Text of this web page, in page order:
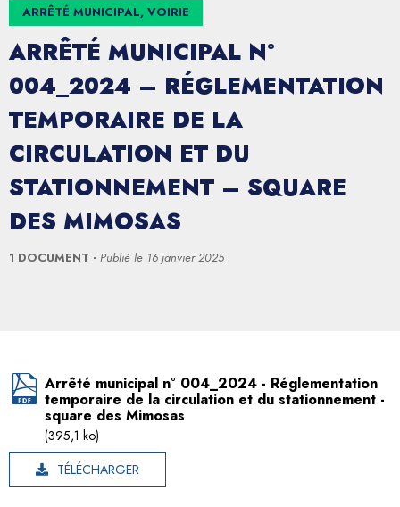
ARRÊTÉ MUNICIPAL, VOIRIE
ARRÊTÉ MUNICIPAL N°
004_2024 – RÉGLEMENTATION
TEMPORAIRE DE LA
CIRCULATION ET DU
STATIONNEMENT – SQUARE
DES MIMOSAS
1 DOCUMENT Publié le 16 janvier 2025
Arrêté municipal n° 004_2024 - Réglementation
temporaire de la circulation et du stationnement -
square des Mimosas
(395,1 ko)
TÉLÉCHARGER